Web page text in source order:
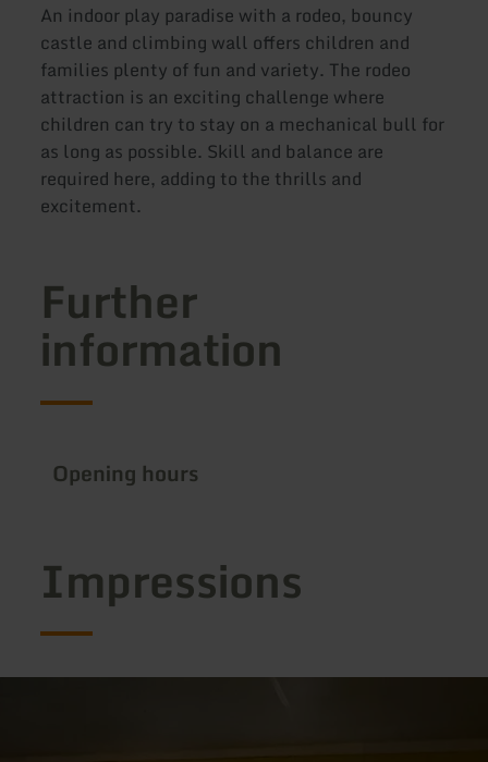
An indoor play paradise with a rodeo, bouncy
castle and climbing wall offers children and
families plenty of fun and variety. The rodeo
attraction is an exciting challenge where
children can try to stay on a mechanical bull for
as long as possible. Skill and balance are
required here, adding to the thrills and
excitement.
Further
information
Opening hours
Impressions